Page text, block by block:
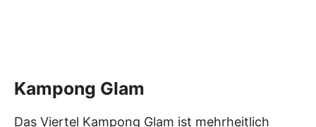
Kampong Glam
Das Viertel Kampong Glam ist mehrheitlich